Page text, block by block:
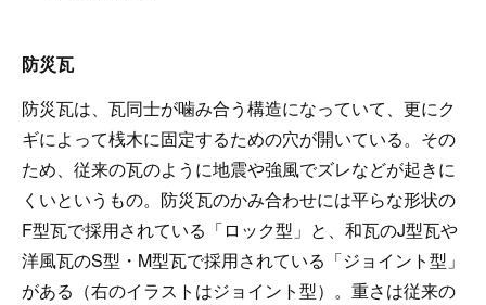
防災瓦
防災瓦は、瓦同士が噛み合う構造になっていて、更にク
ギによって桟木に固定するための穴が開いている。その
ため、従来の瓦のように地震や強風でズレなどが起きに
くいというもの。防災瓦のかみ合わせには平らな形状の
F型瓦で採用されている「ロック型」と、和瓦のJ型瓦や
洋風瓦のS型・M型瓦で採用されている「ジョイント型」
がある（右のイラストはジョイント型）。重さは従来の